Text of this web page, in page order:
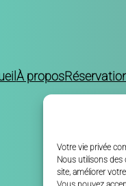
Votre vie privée
Nous utilisons
site, améliorer
À propos